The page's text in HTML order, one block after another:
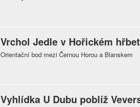
Vrchol Jedle v Hořickém
Orientační bod mezi Černou Horou a Blanskem
Vyhlídka U Dubu poblíž